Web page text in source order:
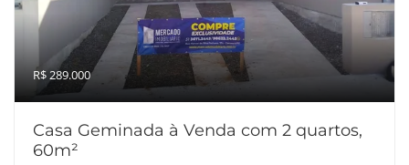
R$ 289.000
Casa Geminada à Venda com 2 quartos,
60m²